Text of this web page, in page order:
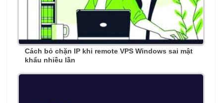
Cách bỏ chặn IP khi remote VPS Windows sai mật
khẩu nhiều lần